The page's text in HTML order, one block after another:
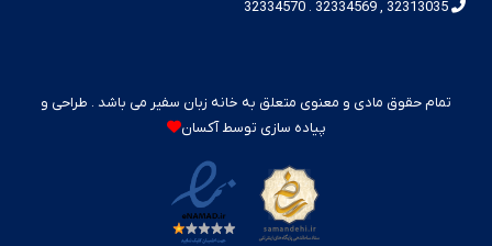
تمام حقوق مادی و معنوی متعلق به خانه زبان سفیر می باشد . طراحی و
پیاده سازی توسطآکسان